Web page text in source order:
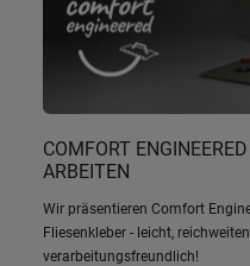
COMFORT
ARBEITEN
Wir präsentieren Comfort
Fliesenkleber - leicht,
verarbeitungsfreundlich!